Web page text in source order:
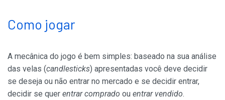
Como jogar
A mecânica do jogo é bem simples: baseado na sua análise
das velas (candlesticks) apresentadas você deve decidir
se deseja ou não entrar no mercado e se decidir entrar,
decidir se quer entrar comprado ou entrar vendido.